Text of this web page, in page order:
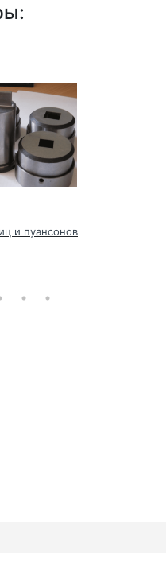
и пуансонов